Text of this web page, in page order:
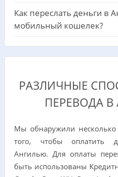
Как переслать деньги в
мобильный кошелек?
РАЗЛИЧНЫЕ
ПЕРЕВОДА
Мы обнаружили
того, чтобы оплатить
Ангилью. Для оплаты
быть использованы